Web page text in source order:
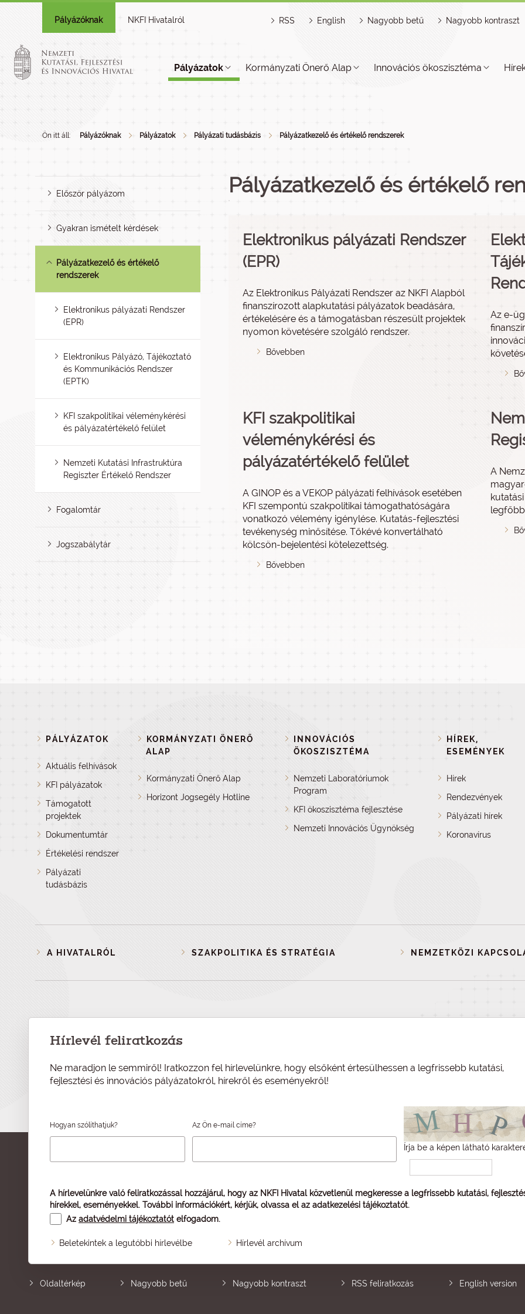
Pályázóknak NKFI Hivatalról RSS English Nagyobb betű Nagyobb kontraszt
Pályázatok Kormányzati Önerő Alap Innovációs ökoszisztéma
Ön itt áll: Pályázóknak Pályázatok Pályázati tudásbázis Pályázatkezelő és értékelő rendszerek
Először pályázom
Gyakran ismételt kérdések
Pályázatkezelő és értékelő
rendszerek
Elektronikus pályázati Rendszer
(EPR)
Elektronikus Pályázó, Tájékoztató
és Kommunikációs Rendszer
(EPTK)
KFI szakpolitikai véleménykérési
és pályázatértékelő felület
Nemzeti Kutatási Infrastruktúra
Regiszter Értékelő Rendszer
Fogalomtár
Jogszabálytár
Pályázatkezelő és értékelő
Elektronikus pályázati Rendszer
(EPR)
Az Elektronikus Pályázati Rendszer az NKFI Alapból
finanszírozott alapkutatási pályázatok beadására,
értékelésére és a támogatásban részesült projektek
nyomon követésére szolgáló rendszer.
Bővebben
Az e-
KFI szakpolitikai
véleménykérési és
pályázatértékelő felület
A GINOP és a VEKOP pályázati felhívások esetében
KFI szempontú szakpolitikai támogathatóságára
vonatkozó vélemény igénylése. Kutatás-fejlesztési
tevékenység minősítése. Tőkévé konvertálható
kölcsön-bejelentési kötelezettség.
Bővebben
A
legfőbb
PÁLYÁZATOK
Aktuális felhívások
KFI pályázatok
Támogatott
projektek
Dokumentumtár
Értékelési rendszer
Pályázati
tudásbázis
KORMÁNYZATI ÖNERŐ
ALAP
Kormányzati Önerő Alap
Horizont Jogsegély Hotline
INNOVÁCIÓS
ÖKOSZISZTÉMA
Nemzeti Laboratóriumok
Program
KFI ökoszisztéma fejlesztése
Nemzeti Innovációs Ügynökség
HÍREK,
ESEMÉNYEK
Hírek
Rendezvények
Pályázati hírek
Koronavírus
A HIVATALRÓL SZAKPOLITIKA ÉS STRATÉGIA NEMZETKÖZI
Hírlevél feliratkozás
Ne maradjon le semmiről! Iratkozzon fel hírlevelünkre, hogy elsőként értesülhessen a legfrissebb kutatási,
fejlesztési és innovációs pályázatokról, hírekről és eseményekről!
Hogyan szólíthatjuk? Az Ön e-mail címe?
Írja be a képen látható
A hírlevelünkre való feliratkozással hozzájárul, hogy az NKFI Hivatal közvetlenül megkeresse a legfrissebb kutatási,
hírekkel, eseményekkel. További információkért, kérjük, olvassa el az adatkezelési tájékoztatót.
Az adatvédelmi tájékoztatót elfogadom.
Beletekintek a legutóbbi hírlevélbe Hírlevél archívum
Oldaltérkép Nagyobb betű Nagyobb kontraszt RSS feliratkozás English version